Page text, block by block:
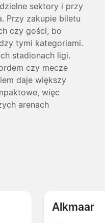
sektory i przy
Przy zakupie biletu
czy gości, bo
tymi kategoriami.
stadionach ligi.
czy mecze
daje większy
więc
arenach
Alkmaar